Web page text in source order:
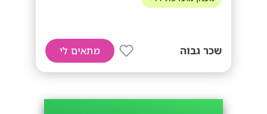
שכר גבוה מתאים לי